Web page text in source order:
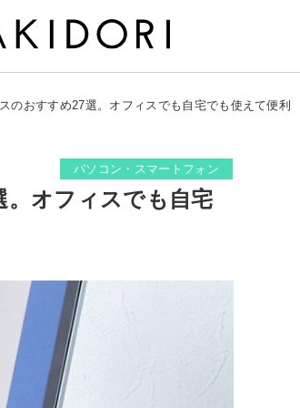
のおすすめ27選。オフィスでも自宅でも使えて便利
パソコン・スマートフォン
。オフィスでも自宅